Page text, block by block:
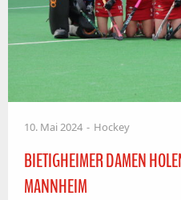
10. Mai 2024 Hockey
BIETIGHEIMER DAMEN
MANNHEIM